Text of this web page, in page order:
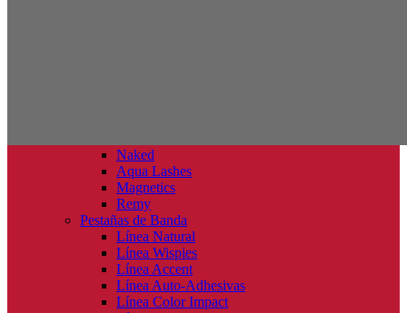
Naked
Aqua Lashes
Magnetics
Remy
Pestañas de Banda
Línea Natural
Línea Wispies
Línea Accent
Línea Auto-Adhesivas
Línea Color Impact